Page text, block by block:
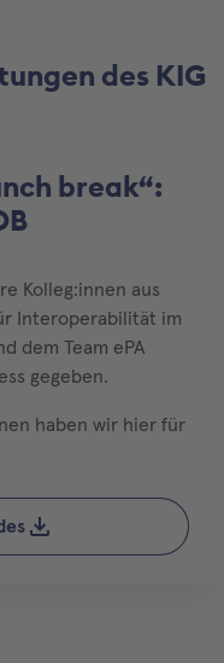
des KIG
break“:
Kolleg:innen aus
Interoperabilität im
dem Team ePA
gegeben.
haben wir hier für